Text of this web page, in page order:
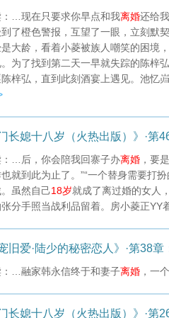
…现在只要求你早点和我离婚还给
到了橙色警报，互望了一眼，立刻默
是大龄，看着小菱被族人嘲笑的困境
为了找到第二天一早就失踪的陈梓
梓弘，直到此刻酒宴上遇见。池忆
长媳十八岁（火热出版）》·第
…后，你会陪我回寨子办离婚 ，要
就到此为止了。”“一个替身需要打
虽然自己18岁就成了离过婚的女人
分手照当战利品留着。房小菱正YY
宠旧爱·陆少的秘密恋人》·第38
…融家韩永信终于和妻子离婚 ，一
门长媳十八岁（火热出版）》·第